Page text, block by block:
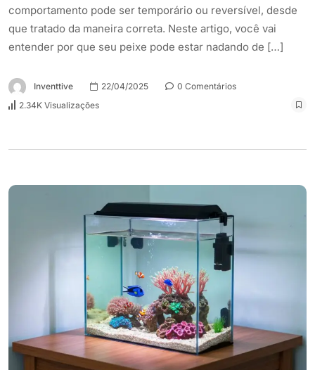
comportamento pode ser temporário ou reversível, desde
que tratado da maneira correta. Neste artigo, você vai
entender por que seu peixe pode estar nadando de […]
Inventtive 22/04/2025
0 Comentários
2.34K Visualizações